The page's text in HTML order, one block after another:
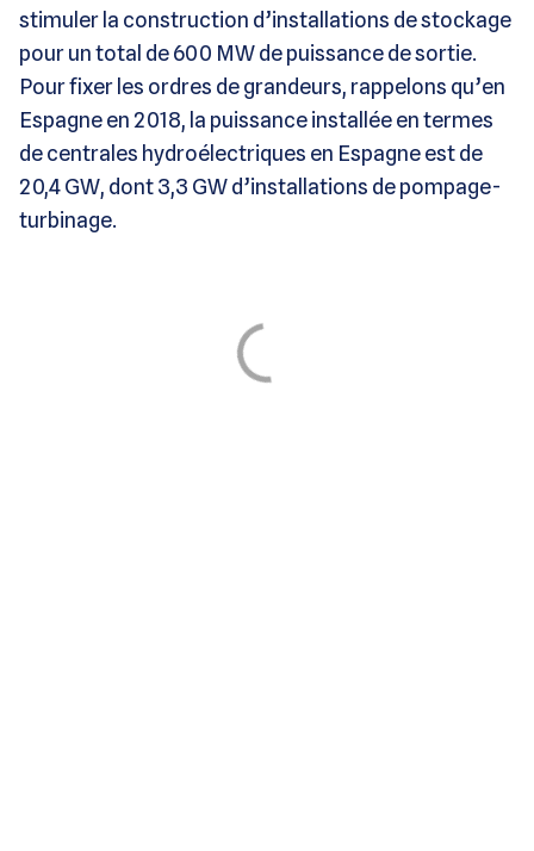
stimuler la construction d’installations de stockage
pour un total de 600 MW de puissance de sortie.
Pour fixer les ordres de grandeurs, rappelons qu’en
Espagne en 2018, la puissance installée en termes
de centrales hydroélectriques en Espagne est de
20,4 GW, dont 3,3 GW d’installations de pompage-
turbinage.